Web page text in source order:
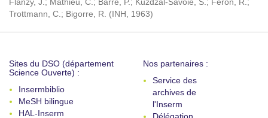
Flanzy, J.; Mathieu, C.; Barré, P.; Kuzdzal-Savoie, S.; Féron, R.;
Trottmann, C.; Bigorre, R. ( INH , 1963)
Sites du DSO (département
Science Ouverte) :
Insermbiblio
MeSH bilingue
HAL-Inserm
Nos partenaires :
Service des
archives de
l'Inserm